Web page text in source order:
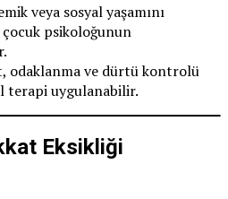
veya sosyal yaşamını
çocuk psikoloğunun
odaklanma ve dürtü kontrolü
terapi uygulanabilir.
Eksikliği